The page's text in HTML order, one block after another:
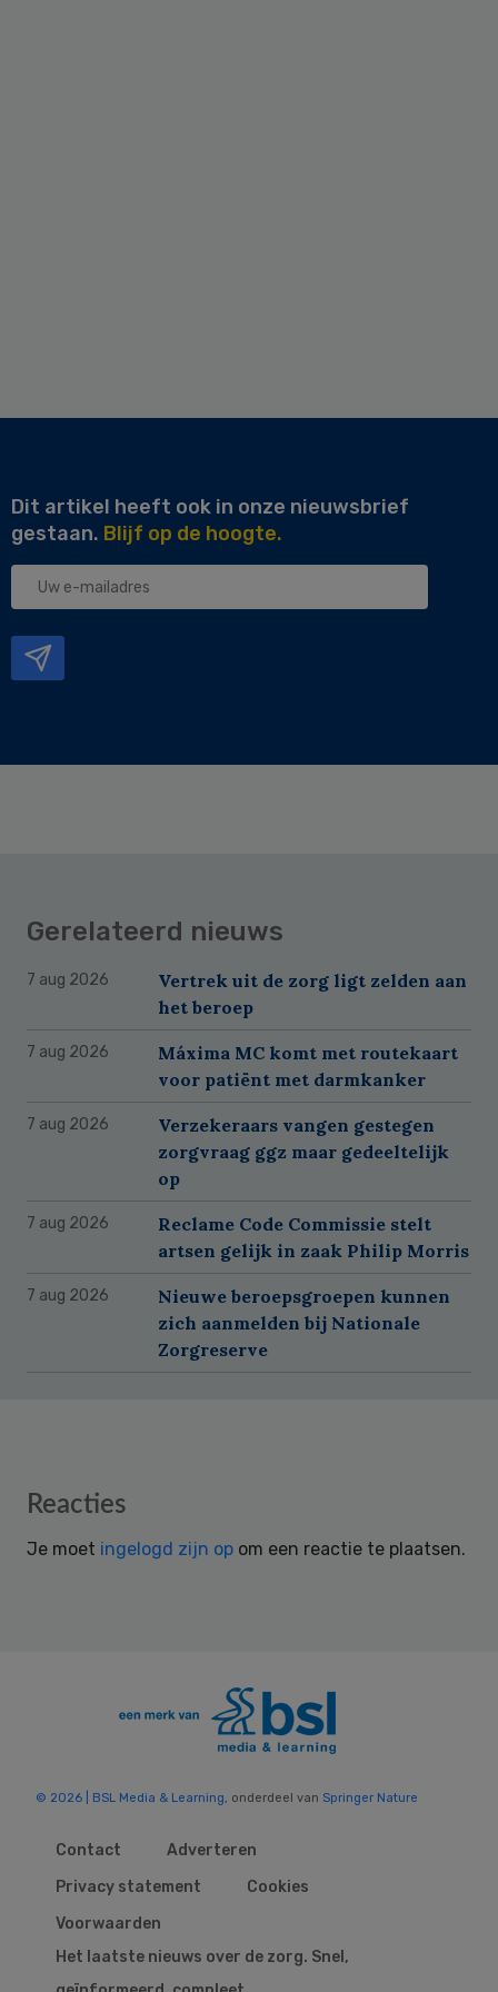
Dit artikel heeft ook in onze nieuwsbrief
gestaan. Blijf op de hoogte.
Uw
Gerelateerd nieuws
7 aug 2026
Vertrek uit de zorg ligt zelden aan
het beroep
7 aug 2026
Máxima MC komt met routekaart
voor patiënt met darmkanker
7 aug 2026
Verzekeraars vangen gestegen
zorgvraag ggz maar gedeeltelijk
op
7 aug 2026
Reclame Code Commissie stelt
artsen gelijk in zaak Philip Morris
7 aug 2026
Nieuwe beroepsgroepen kunnen
zich aanmelden bij Nationale
Zorgreserve
Reader
Reacties
Je moet ingelogd zijn op om een reactie te plaatsen.
© 2026 | BSL Media & Learning , onderdeel van Springer Nature
Contact
Adverteren
Privacy statement
Cookies
Voorwaarden
Het laatste nieuws over de zorg. Snel,